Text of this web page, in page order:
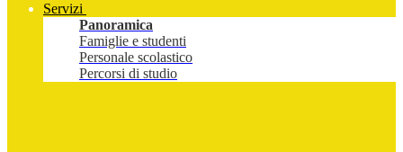
Servizi
Panoramica
Famiglie e studenti
Personale scolastico
Percorsi di studio